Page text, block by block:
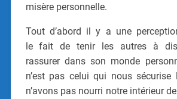
misère personnelle.
Tout d’abord il y a une
le fait de tenir les autres à
rassurer dans son monde
n’est pas celui qui nous
n’avons pas nourri notre intérieur